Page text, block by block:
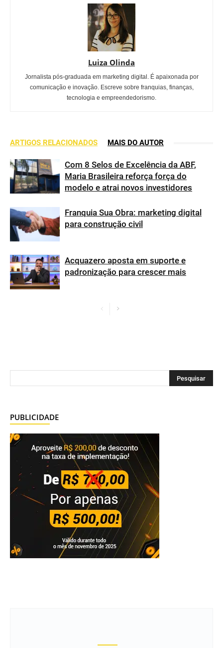
Luiza Olinda
Jornalista pós-graduada em marketing digital. É apaixonada por
comunicação e inovação. Escreve sobre franquias, finanças,
tecnologia e empreendedorismo.
ARTIGOS RELACIONADOS MAIS DO AUTOR
Com 8 Selos de Excelência da ABF,
Maria Brasileira reforça força do
modelo e atrai novos investidores
Franquia Sua Obra: marketing digital
para construção civil
Acquazero aposta em suporte e
padronização para crescer mais
PUBLICIDADE